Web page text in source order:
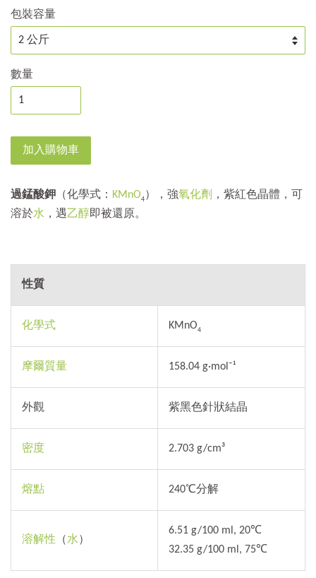
包裝容量
數量
加入購物車
過錳酸鉀 （化學式： KMnO4 ），強氧化劑
，紫紅色晶體，可
溶於水 ，遇乙醇即被還原。
性質
化學式 KMnO4
摩爾質量 158.04 g·mol⁻¹
外觀 紫黑色針狀結晶
密度 2.703 g/cm³
熔點 240℃分解
溶解性 （水 ）
6.51 g/100 ml, 20℃
32.35 g/100 ml, 75℃